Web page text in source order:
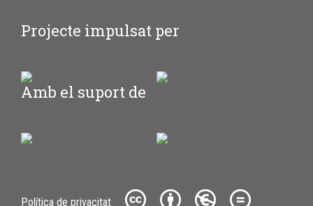
Projecte impulsat per
Amb el suport de
Política de privacitat C P E =